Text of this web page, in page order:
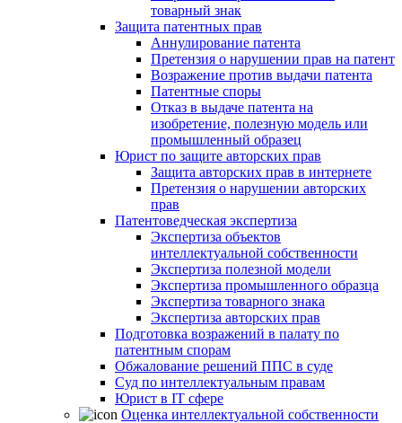
товарный знак
Защита патентных прав
Аннулирование патента
Претензия о нарушении прав на патент
Возражение против выдачи патента
Патентные споры
Отказ в выдаче патента на
изобретение, полезную модель или
промышленный образец
Юрист по защите авторских прав
Защита авторских прав в интернете
Претензия о нарушении авторских
прав
Патентоведческая экспертиза
Экспертиза объектов
интеллектуальной собственности
Экспертиза полезной модели
Экспертиза промышленного образца
Экспертиза товарного знака
Экспертиза авторских прав
Подготовка возражений в палату по
патентным спорам
Обжалование решений ППС в суде
Суд по интеллектуальным правам
Юрист в IT сфере
Оценка интеллектуальной собственности